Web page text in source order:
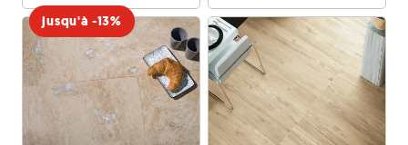
jusqu'à -13%